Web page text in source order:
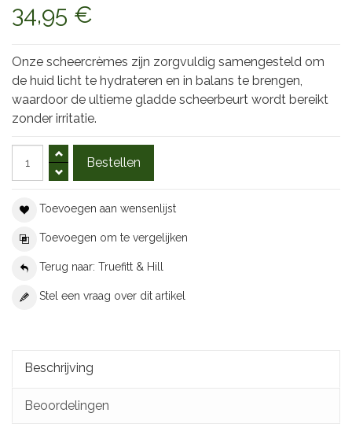
34,95 €
Onze scheercrèmes zijn zorgvuldig samengesteld om
de huid licht te hydrateren en in balans te brengen,
waardoor de ultieme gladde scheerbeurt wordt bereikt
zonder irritatie.
Toevoegen aan wensenlijst
Toevoegen om te vergelijken
Terug naar: Truefitt & Hill
Stel een vraag over dit artikel
Beschrijving
Beoordelingen